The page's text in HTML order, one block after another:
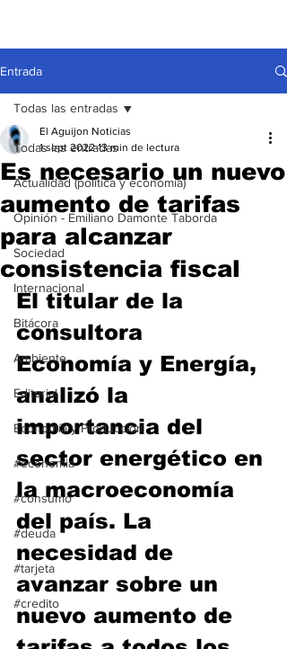
Entrada
Todas las entradas
Actualidad (política y economía)
Opinión - Emiliano Damonte Taborda
Sociedad
Internacional
Bitácora
Ambiente
Editorial
Economía y Producción
#economia
#consumo
#deuda
#tarjeta
#credito
Todas las entradas
Es necesario un nuevo
aumento de tarifas
para alcanzar
consistencia fiscal
El Aguijon Noticias
1 sept 2022 13 min de lectura
El titular de la
consultora
Economía y Energía,
analizó la
importancia del
sector energético en
la macroeconomía
del país. La
necesidad de
avanzar sobre un
nuevo aumento de